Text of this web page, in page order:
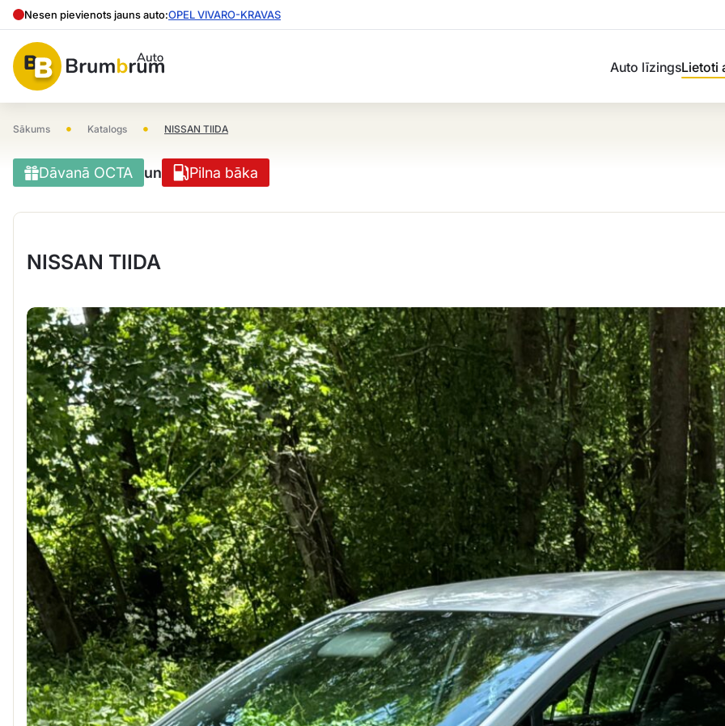
Nesen pievienots jauns auto:OPEL VIVARO-KRAVAS
Auto līzingsLietoti
Sākums • Katalogs • NISSAN TIIDA
Dāvanā OCTA un Pilna bāka
NISSAN TIIDA